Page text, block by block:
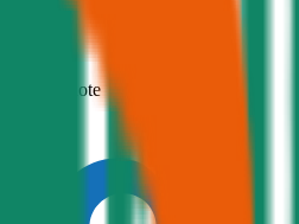
Produktnote